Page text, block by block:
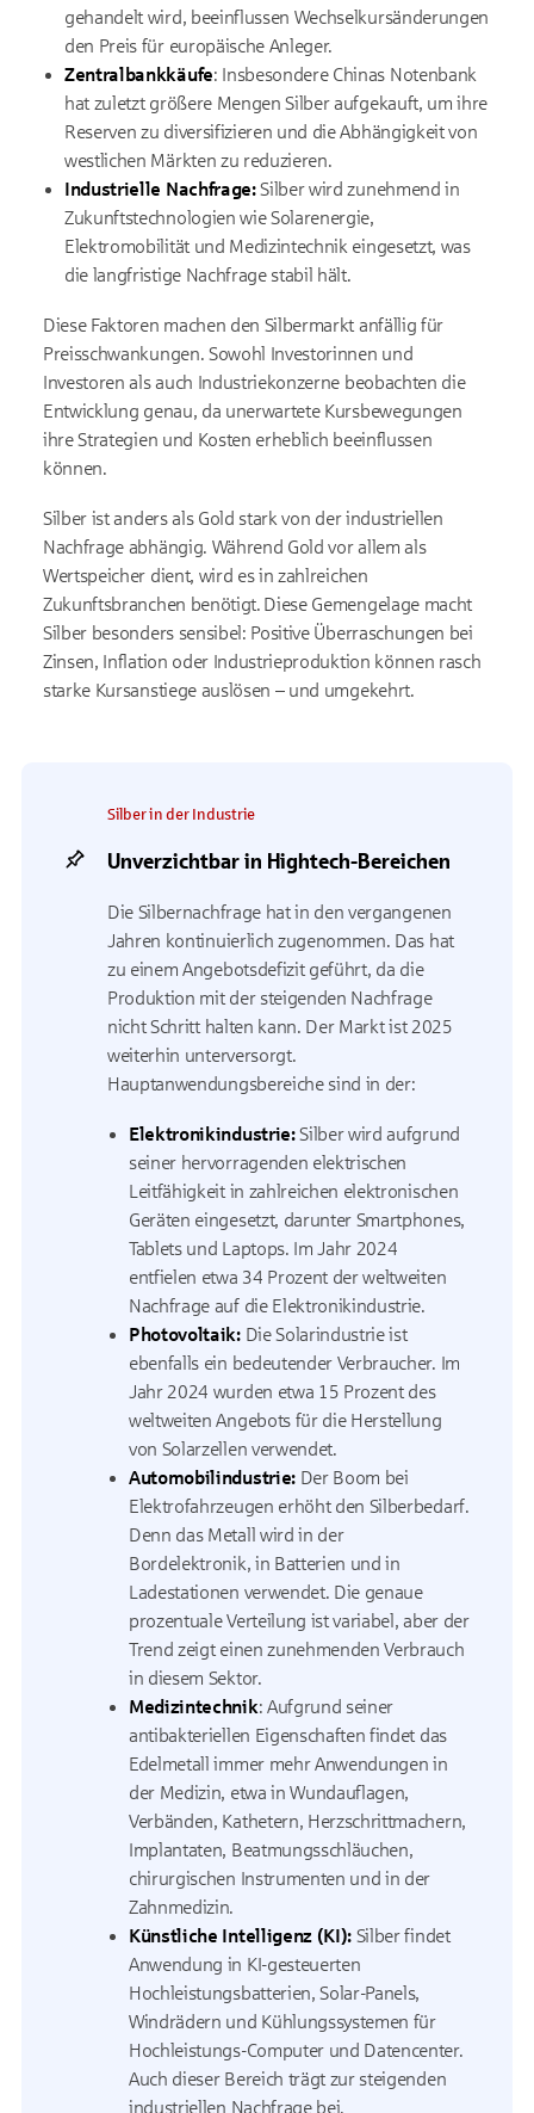
gehandelt wird, beeinflussen Wechselkursänderungen
den Preis für europäische Anleger.
Zentralbankkäufe: Insbesondere Chinas Notenbank
hat zuletzt größere Mengen Silber aufgekauft, um ihre
Reserven zu diversifizieren und die Abhängigkeit von
westlichen Märkten zu reduzieren.
Industrielle Nachfrage:Silber wird zunehmend in
Zukunftstechnologien wie Solarenergie,
Elektromobilität und Medizintechnik eingesetzt, was
die langfristige Nachfrage stabil hält.
Diese Faktoren machen den Silbermarkt anfällig für
Preisschwankungen. Sowohl Investorinnen und
Investoren als auch Industriekonzerne beobachten die
Entwicklung genau, da unerwartete Kursbewegungen
ihre Strategien und Kosten erheblich beeinflussen
können.
Silber ist anders als Gold stark von der industriellen
Nachfrage abhängig. Während Gold vor allem als
Wertspeicher dient, wird es in zahlreichen
Zukunftsbranchen benötigt. Diese Gemengelage macht
Silber besonders sensibel: Positive Überraschungen bei
Zinsen, Inflation oder Industrieproduktion können rasch
starke Kursanstiege auslösen – und umgekehrt.
Silber in der Industrie
Unverzichtbar in Hightech-Bereichen
Die Silbernachfrage hat in den vergangenen
Jahren kontinuierlich zugenommen. Das hat
zu einem Angebotsdefizit geführt, da die
Produktion mit der steigenden Nachfrage
nicht Schritt halten kann. Der Markt ist 2025
weiterhin unterversorgt.
Hauptanwendungsbereiche sind in der:
Elektronikindustrie:Silber wird aufgrund
seiner hervorragenden elektrischen
Leitfähigkeit in zahlreichen elektronischen
Geräten eingesetzt, darunter Smartphones,
Tablets und Laptops. Im Jahr 2024
entfielen etwa 34 Prozent der weltweiten
Nachfrage auf die Elektronikindustrie.
Photovoltaik:Die Solarindustrie ist
ebenfalls ein bedeutender Verbraucher. Im
Jahr 2024 wurden etwa 15 Prozent des
weltweiten Angebots für die Herstellung
von Solarzellen verwendet.
Automobilindustrie:Der Boom bei
Elektrofahrzeugen erhöht den Silberbedarf.
Denn das Metall wird in der
Bordelektronik, in Batterien und in
Ladestationen verwendet. Die genaue
prozentuale Verteilung ist variabel, aber der
Trend zeigt einen zunehmenden Verbrauch
in diesem Sektor.
Medizintechnik: Aufgrund seiner
antibakteriellen Eigenschaften findet das
Edelmetall immer mehr Anwendungen in
der Medizin, etwa in Wundauflagen,
Verbänden, Kathetern, Herzschrittmachern,
Implantaten, Beatmungsschläuchen,
chirurgischen Instrumenten und in der
Zahnmedizin.
Künstliche Intelligenz (KI): Silber findet
Anwendung in KI-gesteuerten
Hochleistungsbatterien, Solar-Panels,
Windrädern und Kühlungssystemen für
Hochleistungs-Computer und Datencenter.
Auch dieser Bereich trägt zur steigenden
industriellen Nachfrage bei.